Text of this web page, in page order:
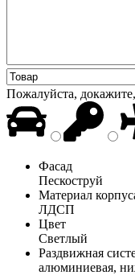
Пожалуйста,
Фасад
Пескоструй
Материал
ЛДСП
Цвет
Светлый
Раздвижная
алюминиевая,